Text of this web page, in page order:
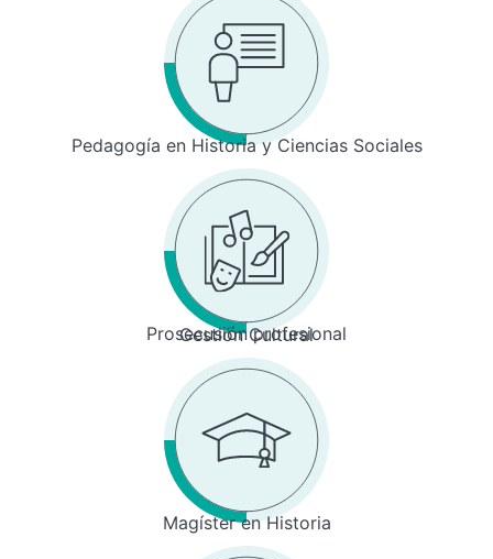
Pedagogía en Historia y Ciencias Sociales
Prosecusión profesional
Gestión Cultural
Magíster en Historia